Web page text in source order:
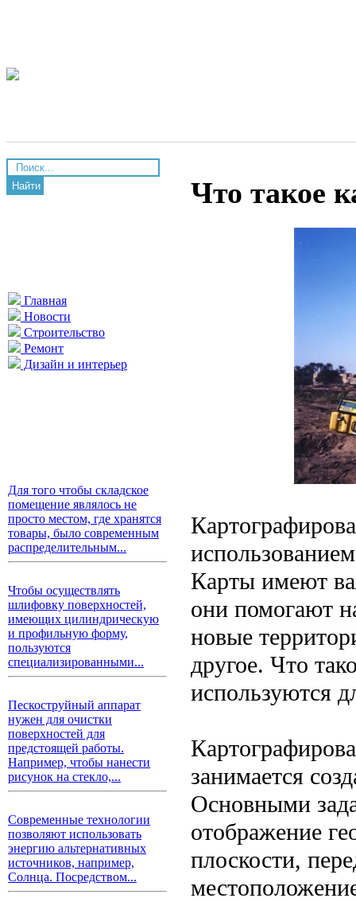
Найти
Главная
Новости
Строительство
Ремонт
Дизайн и интерьер
Для того чтобы складское
помещение являлось не
просто местом, где хранятся
товары, было современным
распределительным...
Чтобы осуществлять
шлифовку поверхностей,
имеющих цилиндрическую
и профильную форму,
пользуются
специализированными...
Пескоструйный аппарат
нужен для очистки
поверхностей для
предстоящей работы.
Например, чтобы нанести
рисунок на стекло,...
Современные технологии
позволяют использовать
энергию альтернативных
источников, например,
Солнца. Посредством...
Что такое
Карты имеют
они помогают
новые
другое. Что
используются
занимается
Основными
отображение
плоскости,